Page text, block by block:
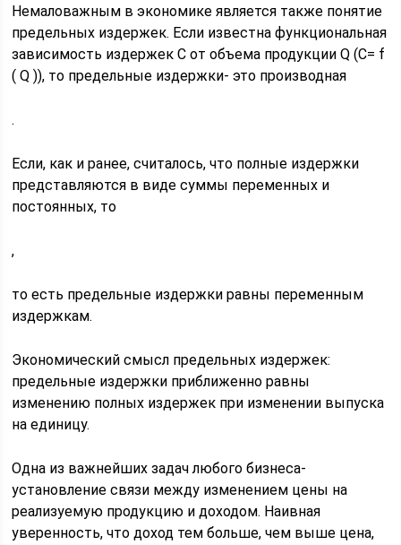
Немаловажным в экономике является также понятие
предельных издержек. Если известна функциональная
зависимость издержек С от объема продукции Q (С= f
( Q )), то предельные издержки- это производная
.
Если, как и ранее, считалось, что полные издержки
представляются в виде суммы переменных и
постоянных, то
,
то есть предельные издержки равны переменным
издержкам.
Экономический смысл предельных издержек:
предельные издержки приближенно равны
изменению полных издержек при изменении выпуска
на единицу.
Одна из важнейших задач любого бизнеса-
установление связи между изменением цены на
реализуемую продукцию и доходом. Наивная
уверенность, что доход тем больше, чем выше цена,